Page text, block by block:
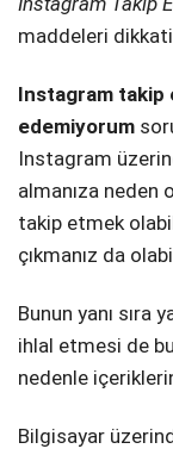
maddeleri
Instagram takip
edemiyorum
Instagram
almanıza neden
takip etmek
çıkmanız da
Bunun yanı sıra
ihlal etmesi de
nedenle
Bilgisayar